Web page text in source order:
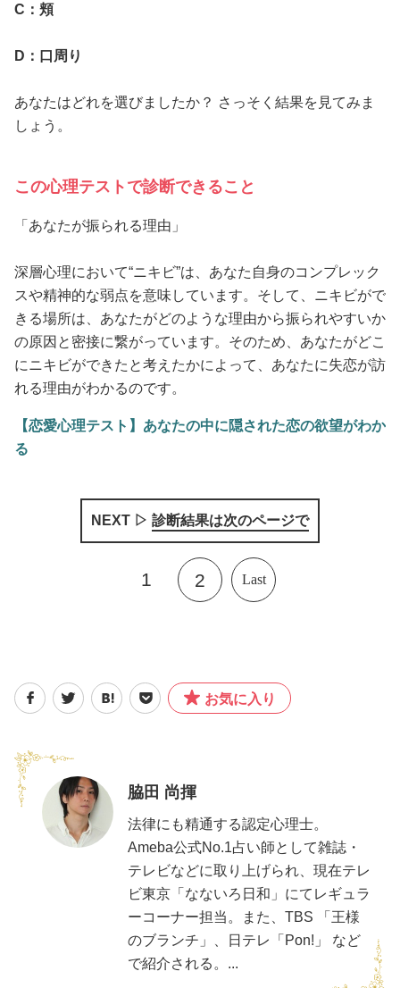
C：頬
D：口周り
あなたはどれを選びましたか？ さっそく結果を見てみま
しょう。
この心理テストで診断できること
「あなたが振られる理由」
深層心理において“ニキビ”は、あなた自身のコンプレック
スや精神的な弱点を意味しています。そして、ニキビがで
きる場所は、あなたがどのような理由から振られやすいか
の原因と密接に繋がっています。そのため、あなたがどこ
にニキビができたと考えたかによって、あなたに失恋が訪
れる理由がわかるのです。
【恋愛心理テスト】あなたの中に隠された恋の欲望がわか
る
NEXT ▷ 診断結果は次のページで
1 2 Last
お気に入り
脇田 尚揮
法律にも精通する認定心理士。
Ameba公式No.1占い師として雑誌・
テレビなどに取り上げられ、現在テレ
ビ東京「なないろ日和」にてレギュラ
ーコーナー担当。また、TBS 「王様
のブランチ」、日テレ「Pon!」 など
で紹介される。...